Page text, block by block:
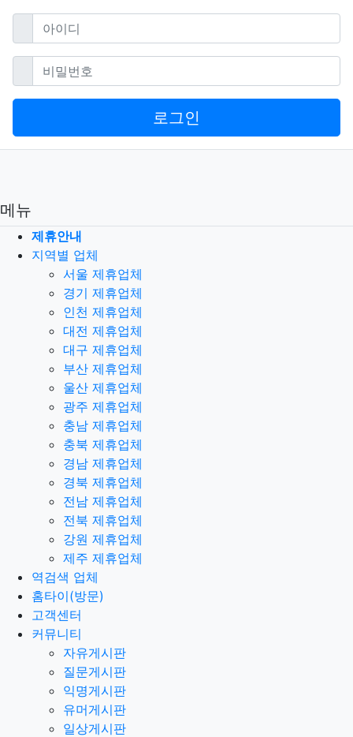
아이디필수
비밀번호필수
로그인
메뉴
제휴안내
지역별 업체
서울 제휴업체
경기 제휴업체
인천 제휴업체
대전 제휴업체
대구 제휴업체
부산 제휴업체
울산 제휴업체
광주 제휴업체
충남 제휴업체
충북 제휴업체
경남 제휴업체
경북 제휴업체
전남 제휴업체
전북 제휴업체
강원 제휴업체
제주 제휴업체
역검색 업체
홈타이(방문)
고객센터
커뮤니티
자유게시판
질문게시판
익명게시판
유머게시판
일상게시판